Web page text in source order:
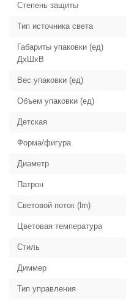
Степень защиты
Тип источника света
Габариты упаковки (ед)
ДхШхВ
Вес упаковки (ед)
Объем упаковки (ед)
Детская
Форма/фигура
Диаметр
Патрон
Световой поток (lm)
Цветовая температура
Стиль
Диммер
Тип управления